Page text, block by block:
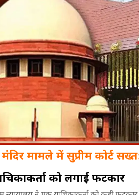
मामले में सुप्रीम कोर्ट
को लगाई फटकार